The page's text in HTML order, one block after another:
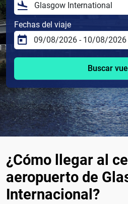
Fechas del viaje
Buscar
¿Cómo llegar al
aeropuerto de
Internacional?